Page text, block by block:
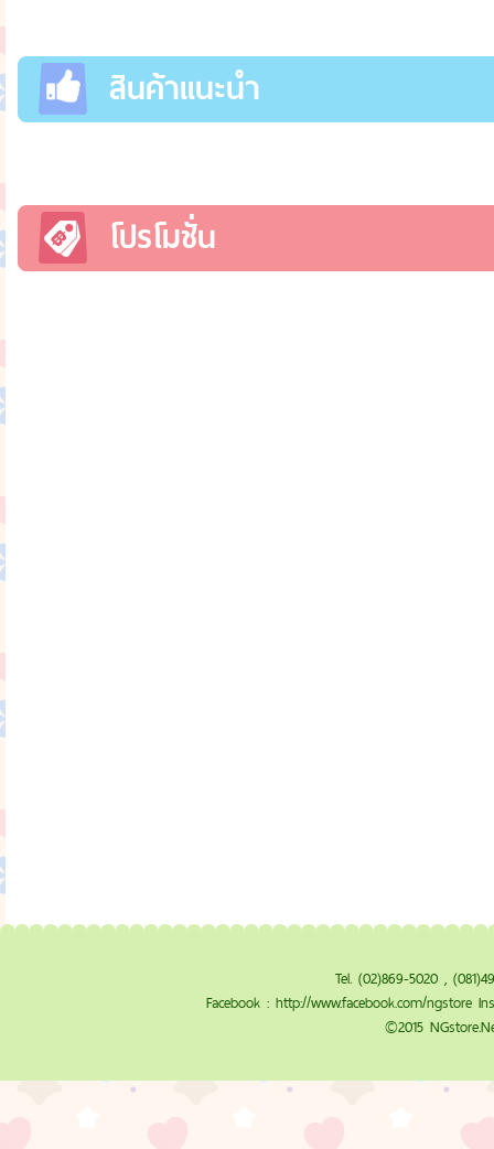
สินค้าแนะนำ
โปรโมชั่น
Tel. (02)869-5020 ,
Facebook : http://www.facebook.com/ngstore
©2015